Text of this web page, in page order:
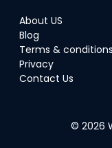
© 2026
About US
Blog
Terms & conditions
Privacy
Contact Us